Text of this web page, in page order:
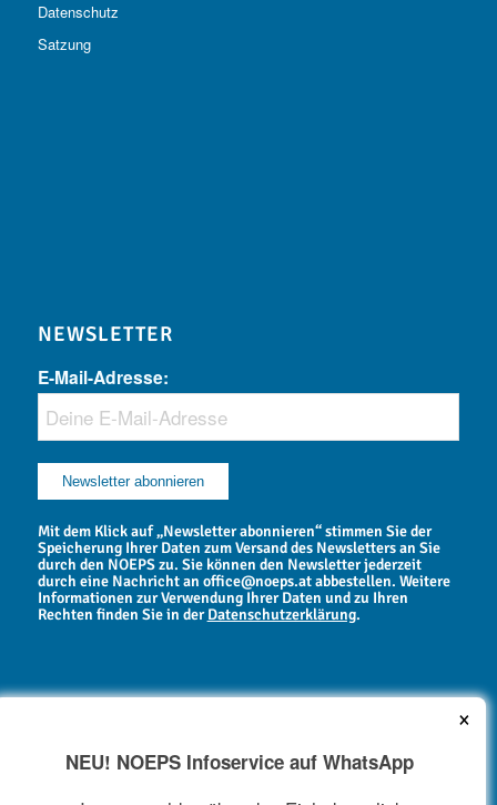
Datenschutz
Satzung
NEWSLETTER
E-Mail-Adresse:
Mit dem Klick auf „Newsletter abonnieren“ stimmen Sie der
Speicherung Ihrer Daten zum Versand des Newsletters an Sie
durch den NOEPS zu. Sie können den Newsletter jederzeit
durch eine Nachricht an office@noeps.at abbestellen. Weitere
Informationen zur Verwendung Ihrer Daten und zu Ihren
Rechten finden Sie in derDatenschutzerklärung.
NEWSARCHIV
×
NEU! NOEPS Infoservice auf WhatsApp